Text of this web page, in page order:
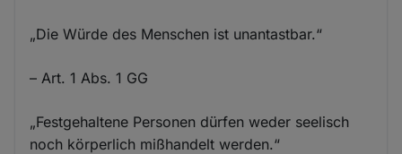
„Die Würde des Menschen ist unantastbar.“
– Art. 1 Abs. 1 GG
„Festgehaltene Personen dürfen weder seelisch
noch körperlich mißhandelt werden.“